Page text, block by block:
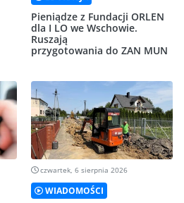
Pieniądze z Fundacji ORLEN
dla I LO we Wschowie.
Ruszają
przygotowania do ZAN MUN
czwartek, 6 sierpnia 2026
WIADOMOŚCI